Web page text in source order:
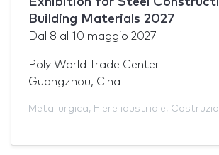
Building Materials 2027
Dal 8 al 10 maggio 2027
Poly World Trade Center
Guangzhou, Cina
Metallurgica, Fiere idustriale,